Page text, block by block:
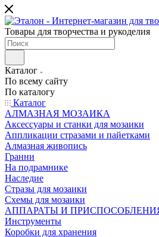
Товары для творчества и рукоделия
Каталог
По всему сайту
По каталогу
Каталог
АЛМАЗНАЯ МОЗАИКА
Аксессуары и станки для мозаики
Аппликации стразами и пайетками
Алмазная живопись
Гранни
На подрамнике
Наследие
Стразы для мозаики
Схемы для мозаики
АППАРАТЫ И
Инструменты
Коробки для хранения